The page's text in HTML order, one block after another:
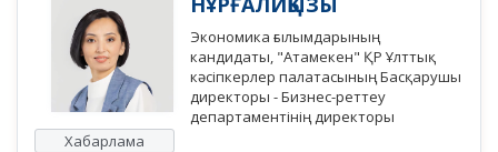
Хабарлама
Экономика ғылымдарының
кандидаты, "Атамекен" ҚР Ұлттық
кәсіпкерлер палатасының Басқарушы
директоры - Бизнес-реттеу
департаментінің директоры